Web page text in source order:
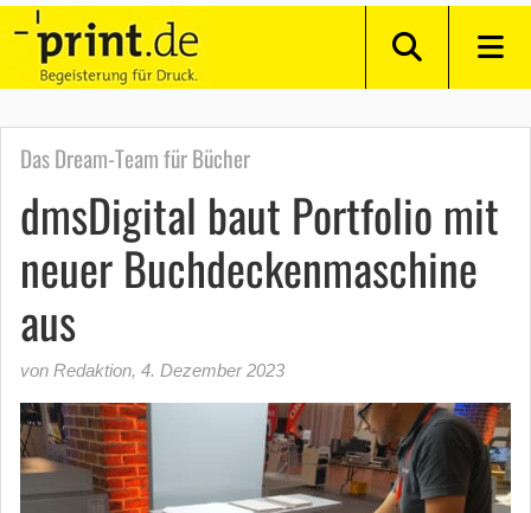
Das Dream-Team für Bücher
dmsDigital baut Portfolio mit
neuer Buchdeckenmaschine
aus
von Redaktion, 4. Dezember 2023